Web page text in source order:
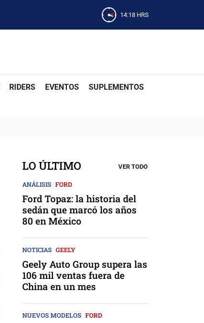
14:18 HRS
RIDERS EVENTOS SUPLEMENTOS
LO ÚLTIMO VER TODO
ANÁLISIS FORD
Ford Topaz: la historia del
sedán que marcó los años
80 en México
NOTICIAS GEELY
Geely Auto Group supera las
106 mil ventas fuera de
China en un mes
NUEVOS MODELOS FORD